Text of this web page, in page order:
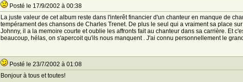
Posté le 17/9/2002 à 00:38
La juste valeur de cet album reste dans l'interêt financier d'un chanteur en manque de
tempérament des chansons de Charles Trenet. De plus le seul qui a vraiment sa place
Johnny, il a la memoire courte et oublie les affronts fait au chanteur dans sa carrière. Et
beaucoup, hélas, on s'apercoit qu'ils nous manquent . J'ai connu personnellement le
Posté le 23/7/2002 à 01:08
Bonjour à tous et toutes!